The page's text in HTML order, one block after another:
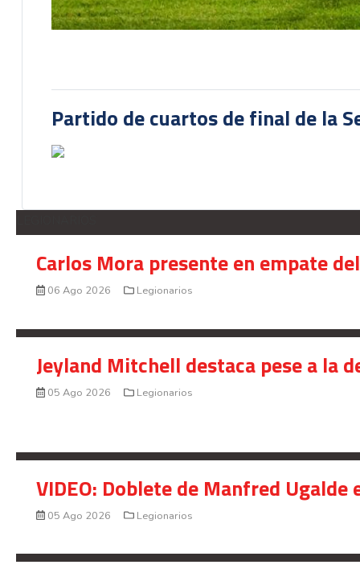
Partido de cuartos de final de la
Carlos Mora presente en empate
06 Ago 2026 Legionarios
Jeyland Mitchell destaca pese a la
05 Ago 2026 Legionarios
VIDEO: Doblete de Manfred
05 Ago 2026 Legionarios